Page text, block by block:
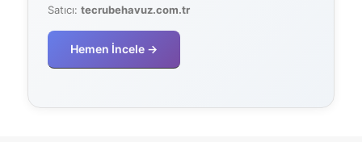
Satıcı:tecrubehavuz.com.tr
Hemen İncele →